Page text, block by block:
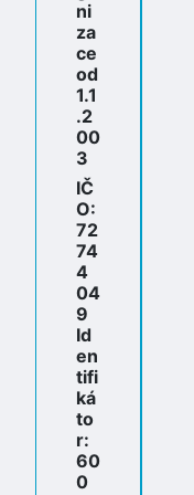
ni
za
ce
od
1.1
.2
00
3
IČ
O:
72
74
4
04
9
Id
en
tifi
ká
to
r:
60
0